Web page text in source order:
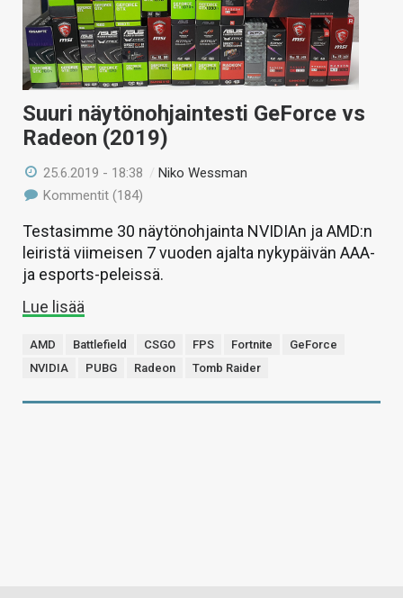
Suuri näytönohjaintesti GeForce vs
Radeon (2019)
25.6.2019 - 18:38 /Niko Wessman
Kommentit (184)
Testasimme 30 näytönohjainta NVIDIAn ja AMD:n
leiristä viimeisen 7 vuoden ajalta nykypäivän AAA-
ja esports-peleissä.
Lue lisää
AMD Battlefield CSGO FPS Fortnite
GeForce
NVIDIA
PUBG Radeon Tomb Raider